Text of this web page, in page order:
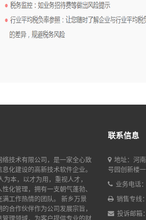
络技术有限公司，是一家全心致
化建设的高新技术软件企业。
为本，以才为用，重视人才，
化管理，拥有一支朝气蓬勃、
工作热情的团队。 新乡万景
合作伙伴作为公司发展宗旨，
管理领域，为客户提供专业的财
联系信息
地址：河南
号园创新楼
业务电话
销售专线
投诉邮箱